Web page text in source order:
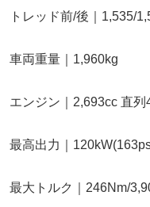
トレッド前/後｜1,535/
車両重量｜1,960kg
エンジン｜2,693cc 直列
最高出力｜
最大トルク｜246Nm/